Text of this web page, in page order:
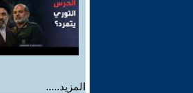
المزيد.....